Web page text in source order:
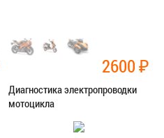
2600₽
Диагностика электропроводки
мотоцикла
Диагностика